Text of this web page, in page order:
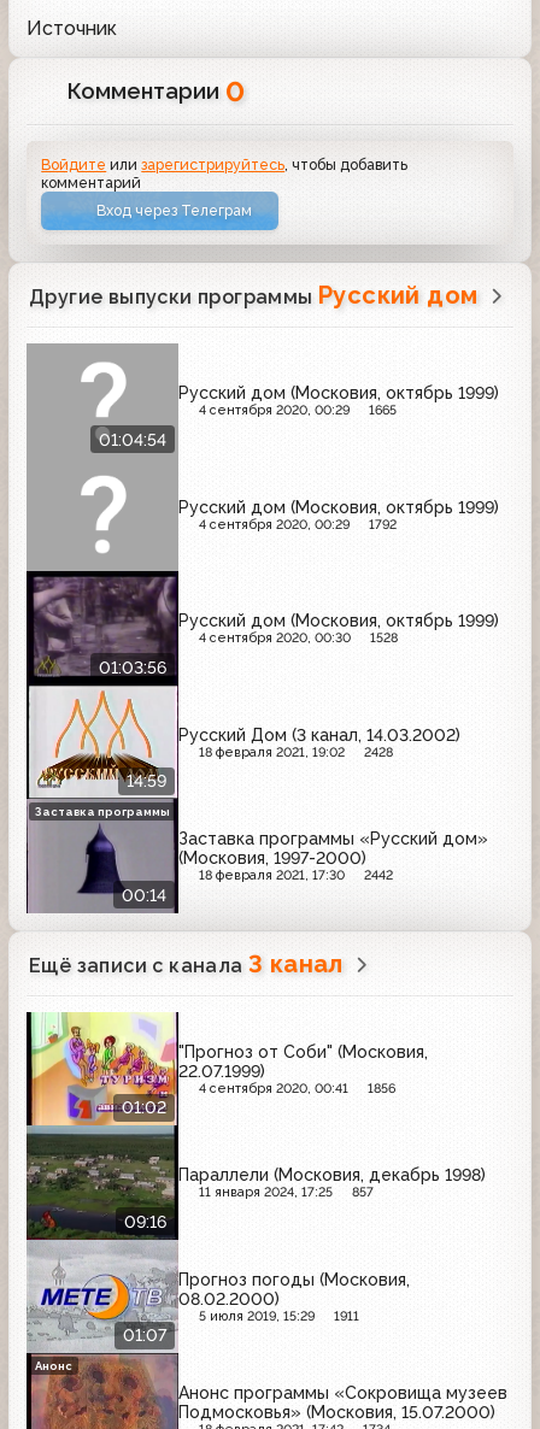
Источник
Комментарии 0
Войдите илизарегистрируйтесь , чтобы добавить
комментарий
Вход через Телеграм
Другие выпуски программы Русский дом
01:04:54
Русский дом (Московия, октябрь 1999)
4 сентября 2020, 00:29 1665
Русский дом (Московия, октябрь 1999)
4 сентября 2020, 00:29 1792
01:03:56
Русский дом (Московия, октябрь 1999)
4 сентября 2020, 00:30 1528
14:59
Русский Дом (3 канал, 14.03.2002)
18 февраля 2021, 19:02 2428
00:14
Заставка программы «Русский дом»
(Московия, 1997-2000)
18 февраля 2021, 17:30 2442
Заставка программы
Ещё записи с канала 3 канал
01:02
"Прогноз от Соби" (Московия,
22.07.1999)
4 сентября 2020, 00:41 1856
09:16
Параллели (Московия, декабрь 1998)
11 января 2024, 17:25 857
01:07
Прогноз погоды (Московия,
08.02.2000)
5 июля 2019, 15:29 1911
Анонс программы «Сокровища музеев
Подмосковья» (Московия, 15.07.2000)
Анонс